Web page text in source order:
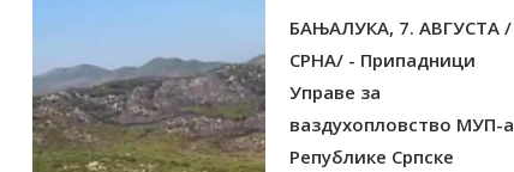
ХЕРЦЕГОВИНИ
БАЊАЛУКА, 7. АВГУСТА /
СРНА/ - Припадници
Управе за
ваздухопловство МУП-а
Републике Српске